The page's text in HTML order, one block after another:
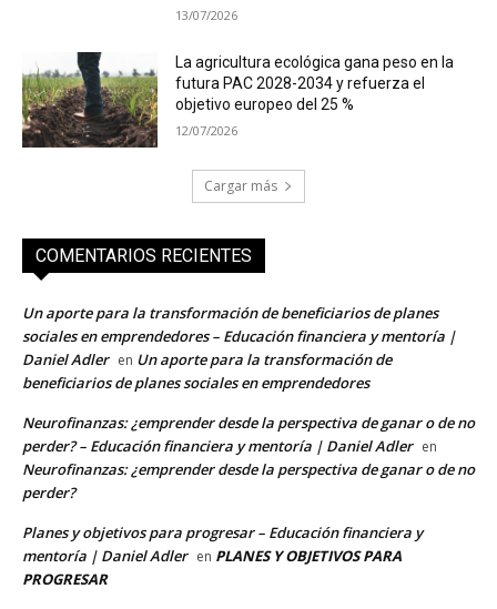
13/07/2026
La agricultura ecológica gana peso en la
futura PAC 2028-2034 y refuerza el
objetivo europeo del 25 %
12/07/2026
Cargar más
COMENTARIOS RECIENTES
Un aporte para la transformación de beneficiarios de planes
sociales en emprendedores – Educación financiera y mentoría |
Daniel Adler en Un aporte para la transformación de
beneficiarios de planes sociales en emprendedores
Neurofinanzas: ¿emprender desde la perspectiva de ganar o de no
perder? – Educación financiera y mentoría | Daniel Adler en
Neurofinanzas: ¿emprender desde la perspectiva de ganar o de no
perder?
Planes y objetivos para progresar – Educación financiera y
mentoría | Daniel Adler en PLANES Y OBJETIVOS PARA
PROGRESAR